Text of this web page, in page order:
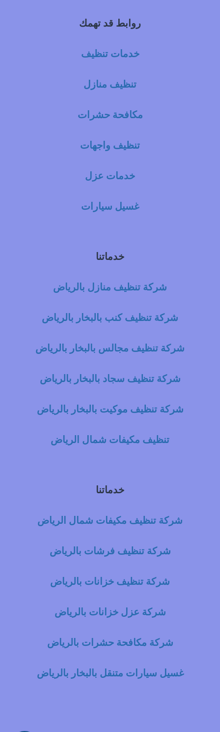
روابط قد تهمك
خدمات تنظيف
تنظيف منازل
مكافحة حشرات
تنظيف واجهات
خدمات عزل
غسيل سيارات
خدماتنا
شركة تنظيف منازل بالرياض
شركة تنظيف كنب بالبخار بالرياض
شركة تنظيف مجالس بالبخار بالرياض
شركة تنظيف سجاد بالبخار بالرياض
شركة تنظيف موكيت بالبخار بالرياض
تنظيف مكيفات شمال الرياض
خدماتنا
شركة تنظيف مكيفات شمال الرياض
شركة تنظيف فرشات بالرياض
شركة تنظيف خزانات بالرياض
شركة عزل خزانات بالرياض
شركة مكافحة حشرات بالرياض
غسيل سيارات متنقل بالبخار بالرياض